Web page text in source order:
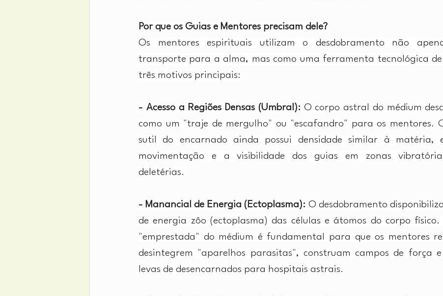
Por que os Guias e Mentores precisam dele?
Os mentores espirituais utilizam o desdobramento não
transporte para a alma, mas como uma ferramenta tecnológica
três motivos principais:
- Acesso a Regiões Densas (Umbral): O corpo astral do médium
como um "traje de mergulho" ou "escafandro" para os mentores.
sutil do encarnado ainda possui densidade similar à matéria,
movimentação e a visibilidade dos guias em zonas
deletérias.
- Manancial de Energia (Ectoplasma): O desdobramento
de energia zôo (ectoplasma) das células e átomos do corpo físico.
"emprestada" do médium é fundamental para que os mentores
desintegrem "aparelhos parasitas", construam campos de força
levas de desencarnados para hospitais astrais.